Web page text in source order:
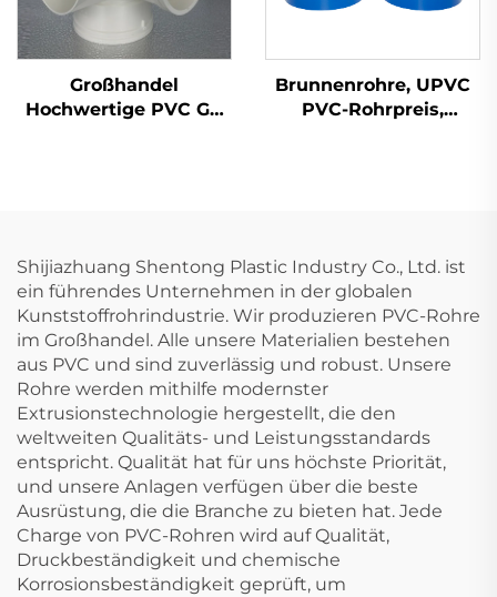
Großhandel
Hochwertige PVC GB
Brunnenrohre, UPVC
PVC-Rohrpreis,
UPVC-Preise,
Kunststoffprodukte
Shijiazhuang Shentong Plastic Industry Co., Ltd. ist
ein führendes Unternehmen in der globalen
Kunststoffrohrindustrie. Wir produzieren PVC-Rohre
im Großhandel. Alle unsere Materialien bestehen
aus PVC und sind zuverlässig und robust. Unsere
Rohre werden mithilfe modernster
Extrusionstechnologie hergestellt, die den
weltweiten Qualitäts- und Leistungsstandards
entspricht. Qualität hat für uns höchste Priorität,
und unsere Anlagen verfügen über die beste
Ausrüstung, die die Branche zu bieten hat. Jede
Charge von PVC-Rohren wird auf Qualität,
Druckbeständigkeit und chemische
Korrosionsbeständigkeit geprüft, um